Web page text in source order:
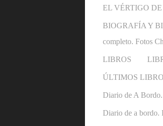
EL VÉRTIGO
BIOGRAFÍA Y
completo. Fotos
LIBROS
ÚLTIMOS
Diario de A Bordo.
Diario de a bordo.